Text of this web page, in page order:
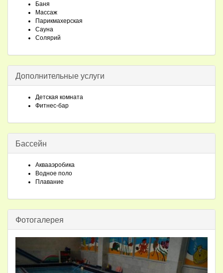
Баня
Массаж
Парикмахерская
Сауна
Солярий
Дополнительные услуги
Детская комната
Фитнес-бар
Бассейн
Аквааэробика
Водное поло
Плавание
Фотогалерея